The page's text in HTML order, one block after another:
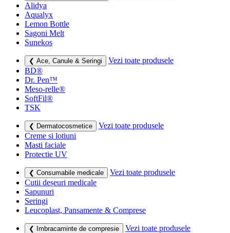
Alidya
Aqualyx
Lemon Bottle
Sagoni Melt
Sunekos
❮ Ace, Canule & Seringi
Vezi toate produsele
BD®
Dr. Pen™
Meso-relle®
SoftFil®
TSK
❮ Dermatocosmetice
Vezi toate produsele
Creme si lotiuni
Masti faciale
Protectie UV
❮ Consumabile medicale
Vezi toate produsele
Cutii deșeuri medicale
Sapunuri
Seringi
Leucoplast, Pansamente & Comprese
❮ Imbracaminte de compresie
Vezi toate produsele